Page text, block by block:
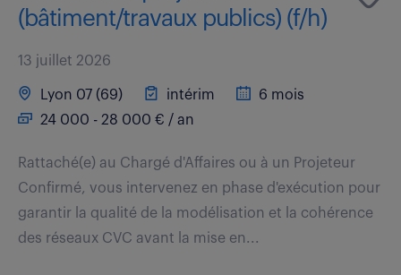
(bâtiment/travaux publics) (f/h)
13 juillet 2026
Lyon 07 (69) intérim
6 mois
24 000 - 28 000 € / an
Rattaché(e) au Chargé d'Affaires ou à un Projeteur
Confirmé, vous intervenez en phase d'exécution pour
garantir la qualité de la modélisation et la cohérence
des réseaux CVC avant la mise en...